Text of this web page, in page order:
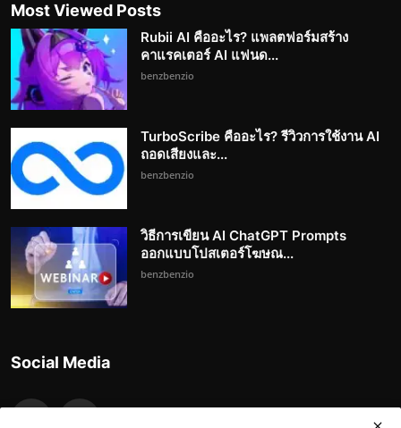
Most Viewed Posts
Rubii AI คืออะไร? แพลตฟอร์มสร้าง
คาแรคเตอร์ AI แฟนด...
benzbenzio
TurboScribe คืออะไร? รีวิวการใช้งาน AI
ถอดเสียงและ...
benzbenzio
วิธีการเขียน AI ChatGPT Prompts
ออกแบบโปสเตอร์โฆษณ...
benzbenzio
Social Media